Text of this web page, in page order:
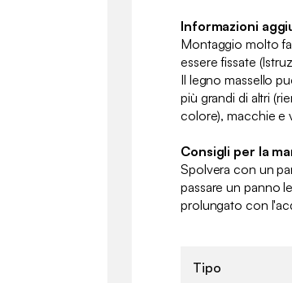
Informazioni
Montaggio molto
essere fissate
Il legno massello
più grandi di altri
colore), macchie e
Consigli per la
Spolvera con un
passare un panno
prolungato con
Tipo